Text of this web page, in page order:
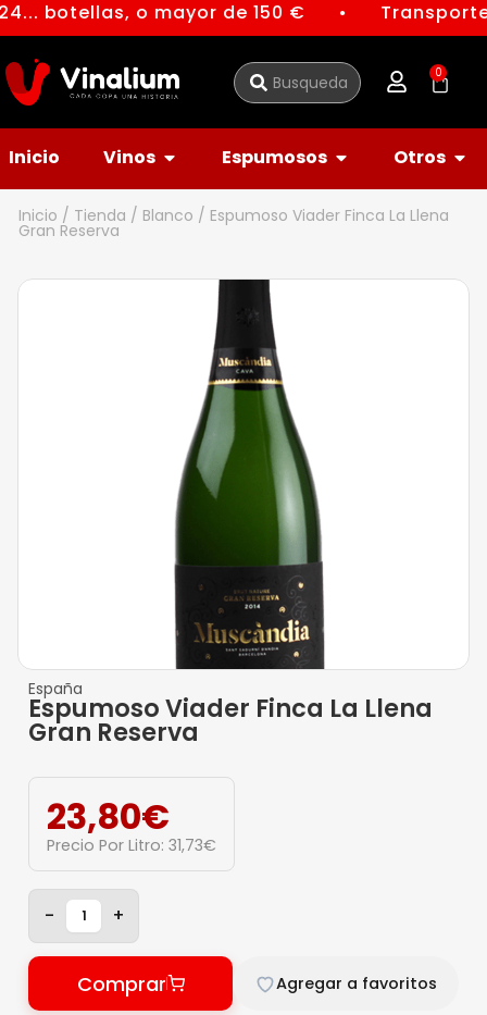
botellas, o mayor de 150 € ●
0
Inicio Vinos Espumosos Otros
Inicio / Tienda / Blanco / Espumoso Viader Finca La Llena
Gran Reserva
España
Espumoso Viader Finca La Llena
Gran Reserva
23,80€
Precio Por Litro: 31,73€
- +
Comprar Agregar a favoritos